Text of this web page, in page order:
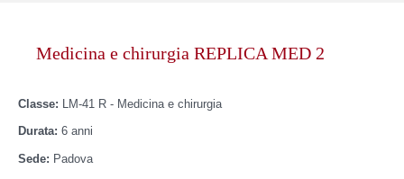
contenutoMedicina e chirurgia REPLICA MED 2
Classe: LM-41 R - Medicina e chirurgia
Durata: 6 anni
Sede: Padova